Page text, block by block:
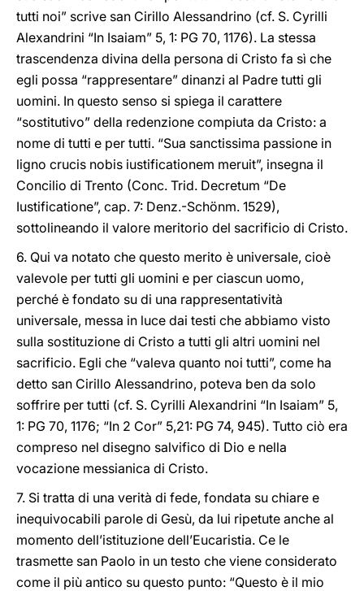
tutti noi” scrive san Cirillo Alessandrino (cf. S. Cyrilli
Alexandrini “In Isaiam” 5, 1: PG 70, 1176). La stessa
trascendenza divina della persona di Cristo fa sì che
egli possa “rappresentare” dinanzi al Padre tutti gli
uomini. In questo senso si spiega il carattere
“sostitutivo” della redenzione compiuta da Cristo: a
nome di tutti e per tutti. “Sua sanctissima passione in
ligno crucis nobis iustificationem meruit”, insegna il
Concilio di Trento (Conc. Trid. Decretum “De
Iustificatione”, cap. 7: Denz.-Schönm. 1529),
sottolineando il valore meritorio del sacrificio di Cristo.
6. Qui va notato che questo merito è universale, cioè
valevole per tutti gli uomini e per ciascun uomo,
perché è fondato su di una rappresentatività
universale, messa in luce dai testi che abbiamo visto
sulla sostituzione di Cristo a tutti gli altri uomini nel
sacrificio. Egli che “valeva quanto noi tutti”, come ha
detto san Cirillo Alessandrino, poteva ben da solo
soffrire per tutti (cf. S. Cyrilli Alexandrini “In Isaiam” 5,
1: PG 70, 1176; “In 2 Cor” 5,21: PG 74, 945). Tutto ciò era
compreso nel disegno salvifico di Dio e nella
vocazione messianica di Cristo.
7. Si tratta di una verità di fede, fondata su chiare e
inequivocabili parole di Gesù, da lui ripetute anche al
momento dell’istituzione dell’Eucaristia. Ce le
trasmette san Paolo in un testo che viene considerato
come il più antico su questo punto: “Questo è il mio